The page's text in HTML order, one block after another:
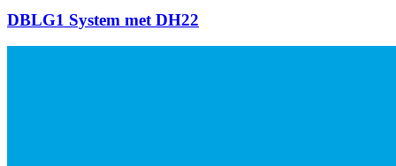
DBLG1 System met DH22